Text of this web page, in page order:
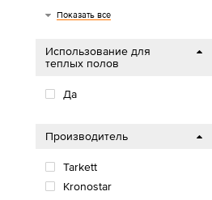
Фаска U4
Показать все
Использование для
теплых полов
Да
Производитель
Tarkett
Kronostar